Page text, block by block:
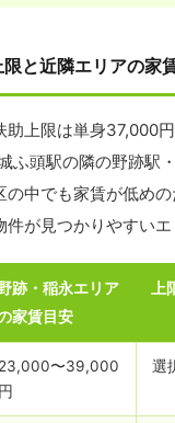
と近隣エリアの家
助上限は単身37,000
ふ頭駅の隣の野跡駅
の中でも家賃が低め
が見つかりやすいエ
跡・稲永エリア
家賃目安
23,000〜39,000
円
選